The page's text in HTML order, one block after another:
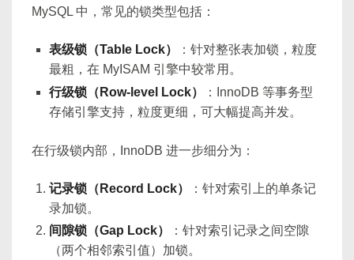
MySQL 中，常见的锁类型包括：
表级锁（Table Lock）
：针对整张表加锁，粒度
最粗，在 MyISAM 引擎中较常用。
行级锁（Row-level Lock）
：InnoDB 等事务型
存储引擎支持，粒度更细，可大幅提高并发。
在行级锁内部，InnoDB 进一步细分为：
记录锁（Record Lock）
：针对索引上的单条记
录加锁。
间隙锁（Gap Lock）
：针对索引记录之间空隙
（两个相邻索引值）加锁。